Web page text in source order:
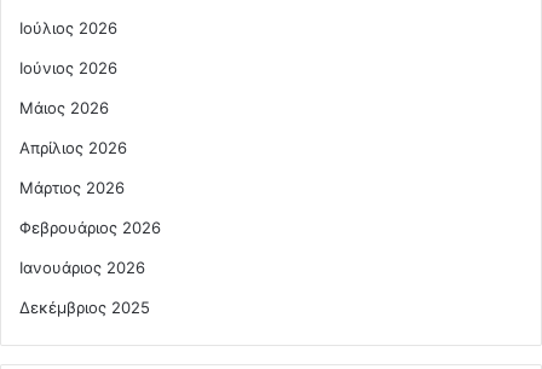
Ιούλιος 2026
Ιούνιος 2026
Μάιος 2026
Απρίλιος 2026
Μάρτιος 2026
Φεβρουάριος 2026
Ιανουάριος 2026
Δεκέμβριος 2025